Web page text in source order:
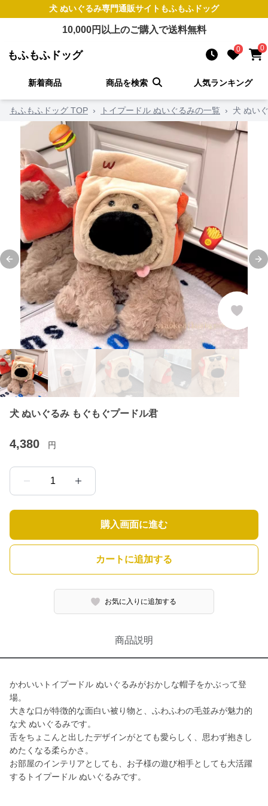
犬 ぬいぐるみ専門通販サイト もふもふドッグ
10,000円以上のご購入で送料無料
もふもふドッグ 0 0
新着商品 商品を検索 人気ランキング
もふもふドッグ TOP › トイプードル ぬいぐるみの一覧 › 犬 ぬい
Previous slide
犬 ぬいぐるみ もぐもぐプードル君
4,380 円
1
購入画面に進む
カートに追加する
お気に入りに追加する
商品説明
かわいいトイプードル ぬいぐるみがおかしな帽子をかぶって登
場。
大きな口が特徴的な面白い被り物と、ふわふわの毛並みが魅力的
な犬 ぬいぐるみです。
舌をちょこんと出したデザインがとても愛らしく、思わず抱きし
めたくなる柔らかさ。
お部屋のインテリアとしても、お子様の遊び相手としても大活躍
するトイプードル ぬいぐるみです。